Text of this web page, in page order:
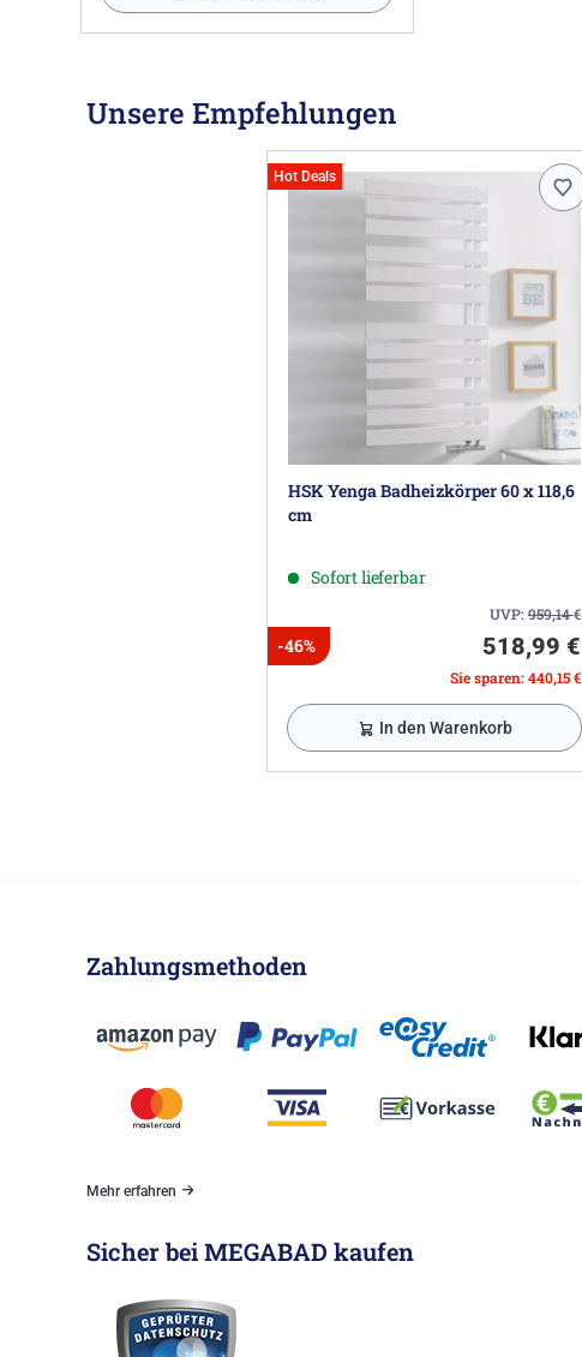
Unsere Empfehlungen
Hot Deals
HSK Yenga Badheizkörper 60 x 118,6
cm
Sofort lieferbar
UVP:959,14€
-46% 518,99 €
Sie sparen: 440,15 €
In den Warenkorb
Zahlungsmethoden
Mehr erfahren
Sicher bei MEGABAD kaufen